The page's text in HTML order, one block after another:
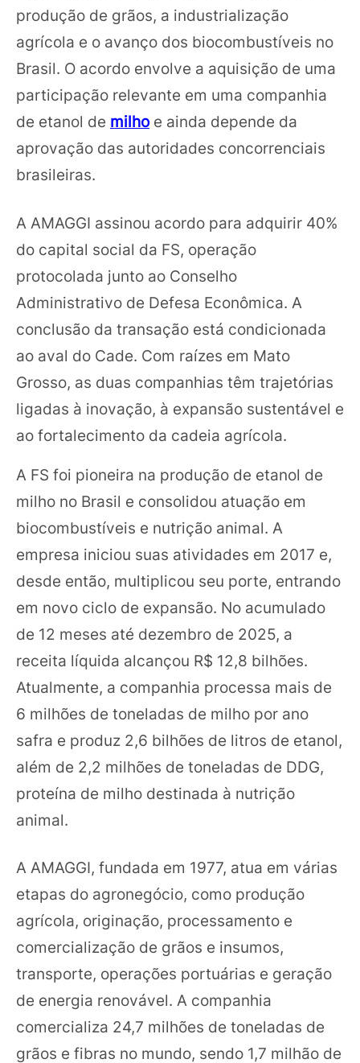
produção de grãos, a industrialização
agrícola e o avanço dos biocombustíveis no
Brasil. O acordo envolve a aquisição de uma
participação relevante em uma companhia
de etanol de milhoe ainda depende da
aprovação das autoridades concorrenciais
brasileiras.
A AMAGGI assinou acordo para adquirir 40%
do capital social da FS, operação
protocolada junto ao Conselho
Administrativo de Defesa Econômica. A
conclusão da transação está condicionada
ao aval do Cade. Com raízes em Mato
Grosso, as duas companhias têm trajetórias
ligadas à inovação, à expansão sustentável e
ao fortalecimento da cadeia agrícola.
A FS foi pioneira na produção de etanol de
milho no Brasil e consolidou atuação em
biocombustíveis e nutrição animal. A
empresa iniciou suas atividades em 2017 e,
desde então, multiplicou seu porte, entrando
em novo ciclo de expansão. No acumulado
de 12 meses até dezembro de 2025, a
receita líquida alcançou R$ 12,8 bilhões.
Atualmente, a companhia processa mais de
6 milhões de toneladas de milho por ano
safra e produz 2,6 bilhões de litros de etanol,
além de 2,2 milhões de toneladas de DDG,
proteína de milho destinada à nutrição
animal.
A AMAGGI, fundada em 1977, atua em várias
etapas do agronegócio, como produção
agrícola, originação, processamento e
comercialização de grãos e insumos,
transporte, operações portuárias e geração
de energia renovável. A companhia
comercializa 24,7 milhões de toneladas de
grãos e fibras no mundo, sendo 1,7 milhão de